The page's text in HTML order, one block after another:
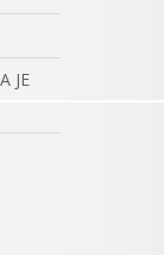
JE